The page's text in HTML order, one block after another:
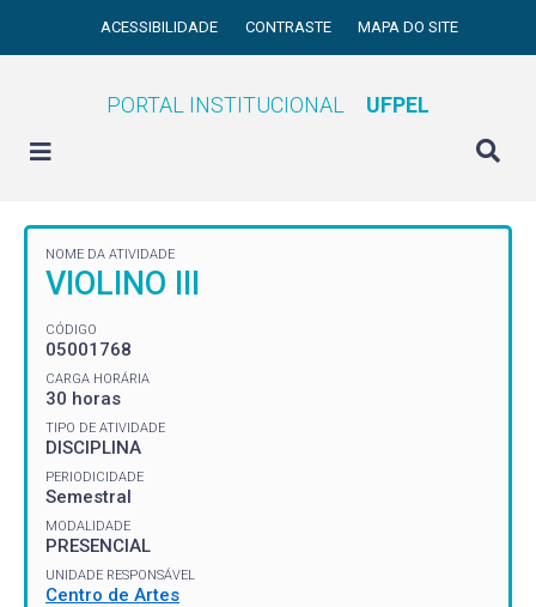
ACESSIBILIDADE CONTRASTE MAPA DO SITE
PORTAL INSTITUCIONAL UFPEL
NOME DA ATIVIDADE
VIOLINO III
CÓDIGO
05001768
CARGA HORÁRIA
30 horas
TIPO DE ATIVIDADE
DISCIPLINA
PERIODICIDADE
Semestral
MODALIDADE
PRESENCIAL
UNIDADE RESPONSÁVEL
Centro de Artes